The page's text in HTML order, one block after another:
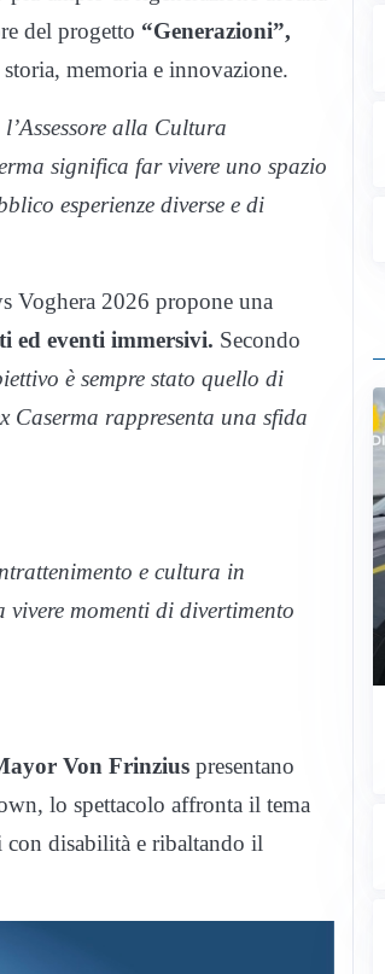
del progetto “Generazioni”,
memoria e innovazione.
alla Cultura
significa far vivere uno spazio
esperienze diverse e di
Voghera 2026 propone una
ed eventi immersivi. Secondo
è sempre stato quello di
Caserma rappresenta una sfida
e cultura in
momenti di divertimento
Von Frinzius presentano
lo spettacolo affronta il tema
con disabilità e ribaltando il